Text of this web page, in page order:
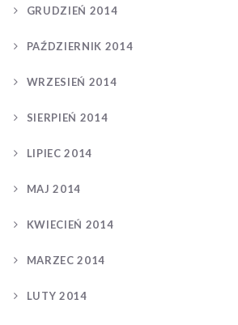
GRUDZIEŃ 2014
PAŹDZIERNIK 2014
WRZESIEŃ 2014
SIERPIEŃ 2014
LIPIEC 2014
MAJ 2014
KWIECIEŃ 2014
MARZEC 2014
LUTY 2014